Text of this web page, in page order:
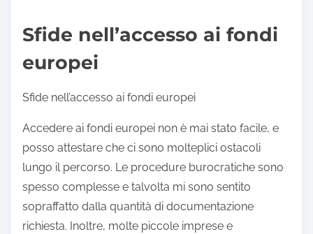
Sfide nell’accesso ai fondi
europei
Sfide nell’accesso ai fondi europei
Accedere ai fondi europei non è mai stato facile, e
posso attestare che ci sono molteplici ostacoli
lungo il percorso. Le procedure burocratiche sono
spesso complesse e talvolta mi sono sentito
sopraffatto dalla quantità di documentazione
richiesta. Inoltre, molte piccole imprese e